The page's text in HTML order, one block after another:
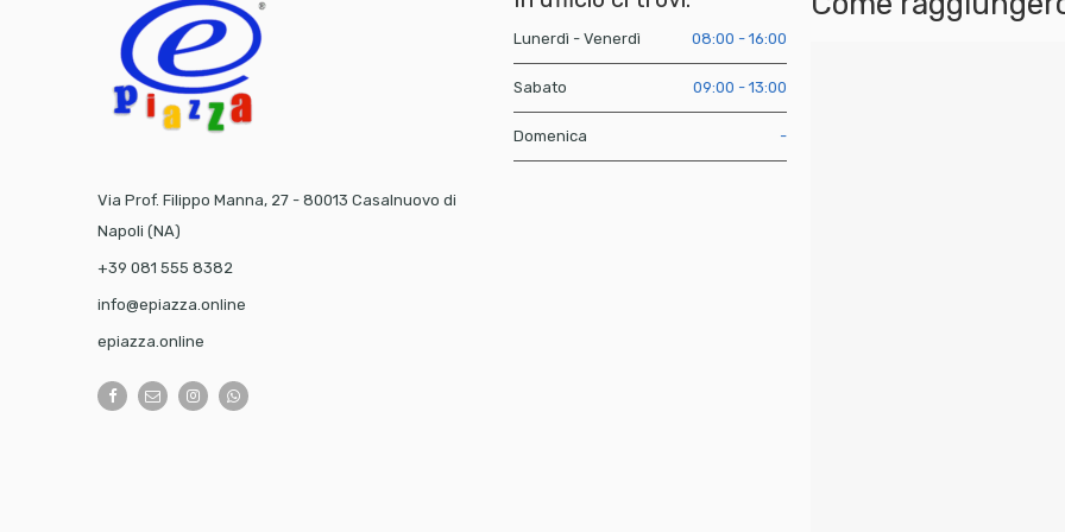
Via Prof. Filippo Manna, 27 - 80013 Casalnuovo di
Napoli (NA)
+39 081 555 8382
info@epiazza.online
epiazza.online
Lunerdì - Venerdì 08:00 - 16:00
Sabato 09:00 - 13:00
Domenica -